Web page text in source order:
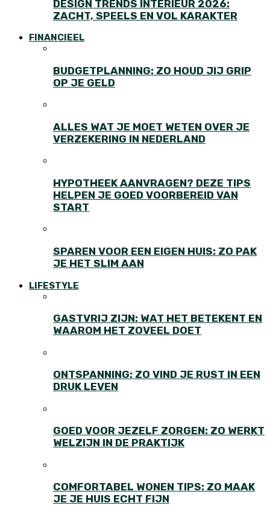
DESIGN TRENDS INTERIEUR 2026:
ZACHT, SPEELS EN VOL KARAKTER
FINANCIEEL
BUDGETPLANNING: ZO HOUD JIJ GRIP
OP JE GELD
ALLES WAT JE MOET WETEN OVER JE
VERZEKERING IN NEDERLAND
HYPOTHEEK AANVRAGEN? DEZE TIPS
HELPEN JE GOED VOORBEREID VAN
START
SPAREN VOOR EEN EIGEN HUIS: ZO PAK
JE HET SLIM AAN
LIFESTYLE
GASTVRIJ ZIJN: WAT HET BETEKENT EN
WAAROM HET ZOVEEL DOET
ONTSPANNING: ZO VIND JE RUST IN EEN
DRUK LEVEN
GOED VOOR JEZELF ZORGEN: ZO WERKT
WELZIJN IN DE PRAKTIJK
COMFORTABEL WONEN TIPS: ZO MAAK
JE JE HUIS ECHT FIJN